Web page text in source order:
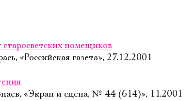
помещиков
«Российская газета», 27.12.2001
«Экран и сцена, № 44 (614)», 11.2001